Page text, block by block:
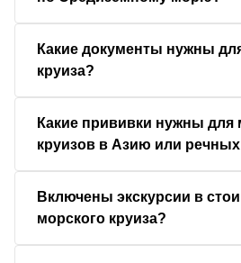
Какие документы нужны
круиза?
Какие прививки нужны для
круизов в Азию или
Включены экскурсии в
морского круиза?